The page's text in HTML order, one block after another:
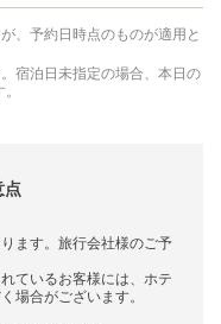
、予約日時点のものが適用と
宿泊日未指定の場合、本日の
点
ます。旅行会社様のご予
ているお客様には、ホテ
場合がございます。